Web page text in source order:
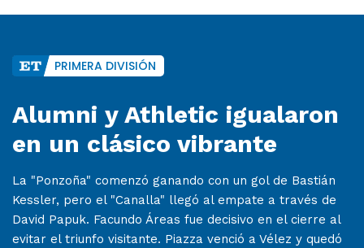
PRIMERA DIVISIÓN
Alumni y Athletic igualaron
en un clásico vibrante
La "Ponzoña" comenzó ganando con un gol de Bastián
Kessler, pero el "Canalla" llegó al empate a través de
David Papuk. Facundo Áreas fue decisivo en el cierre al
evitar el triunfo visitante. Piazza venció a Vélez y quedó